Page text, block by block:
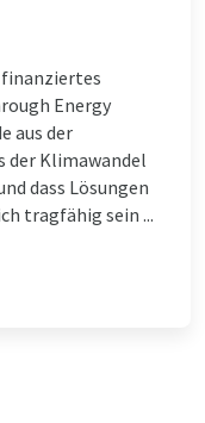
Energy
aus der
der Klimawandel
dass Lösungen
tragfähig sein ...